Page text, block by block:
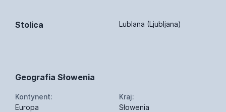
Stolica Lublana (Ljubljana)
Geografia Słowenia
Kontynent:
Europa
Kraj:
Słowenia